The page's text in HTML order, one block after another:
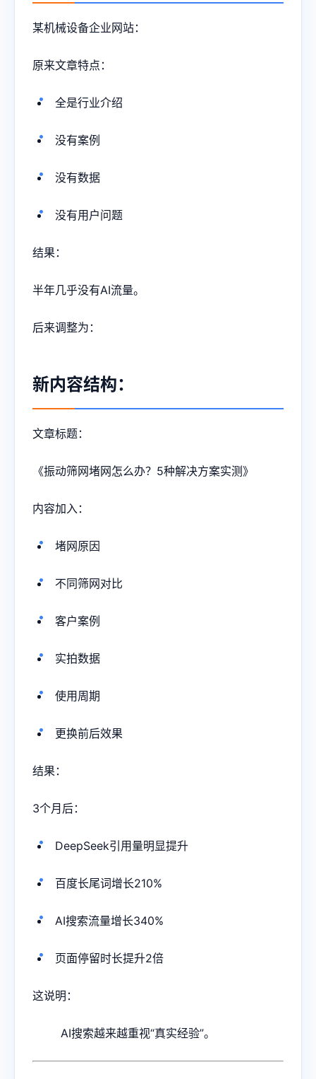
某机械设备企业网站：
原来文章特点：
全是行业介绍
没有案例
没有数据
没有用户问题
结果：
半年几乎没有AI流量。
后来调整为：
新内容结构：
文章标题：
《振动筛网堵网怎么办？5种解决方案实测》
内容加入：
堵网原因
不同筛网对比
客户案例
实拍数据
使用周期
更换前后效果
结果：
3个月后：
DeepSeek引用量明显提升
百度长尾词增长210%
AI搜索流量增长340%
页面停留时长提升2倍
这说明：
AI搜索越来越重视“真实经验”。